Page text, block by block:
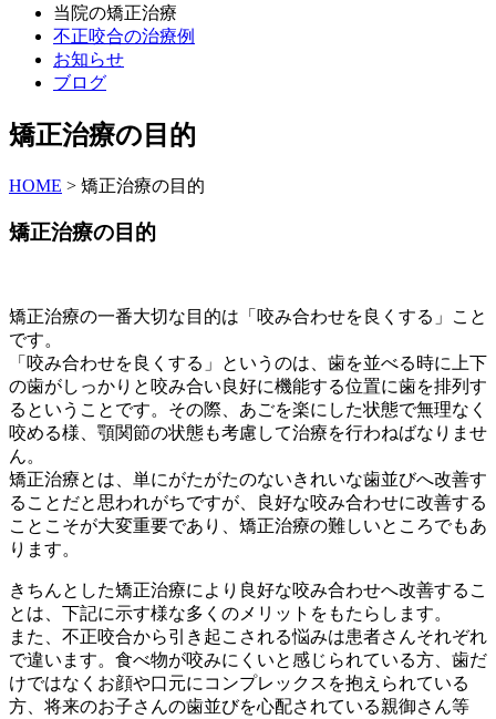
当院の矯正治療
不正咬合の治療例
お知らせ
ブログ
矯正治療の目的
HOME > 矯正治療の目的
矯正治療の目的
矯正治療の一番大切な目的は「咬み合わせを良くする」こと
です。
「咬み合わせを良くする」というのは、歯を並べる時に上下
の歯がしっかりと咬み合い良好に機能する位置に歯を排列す
るということです。その際、あごを楽にした状態で無理なく
咬める様、顎関節の状態も考慮して治療を行わねばなりませ
ん。
矯正治療とは、単にがたがたのないきれいな歯並びへ改善す
ることだと思われがちですが、良好な咬み合わせに改善する
ことこそが大変重要であり、矯正治療の難しいところでもあ
ります。
きちんとした矯正治療により良好な咬み合わせへ改善するこ
とは、下記に示す様な多くのメリットをもたらします。
また、不正咬合から引き起こされる悩みは患者さんそれぞれ
で違います。食べ物が咬みにくいと感じられている方、歯だ
けではなくお顔や口元にコンプレックスを抱えられている
方、将来のお子さんの歯並びを心配されている親御さん等